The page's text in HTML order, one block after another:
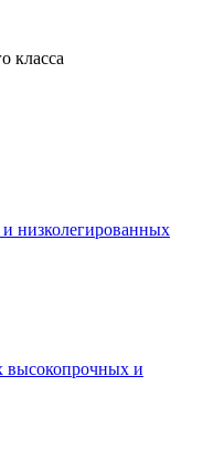
класса
низколегированных
высокопрочных и